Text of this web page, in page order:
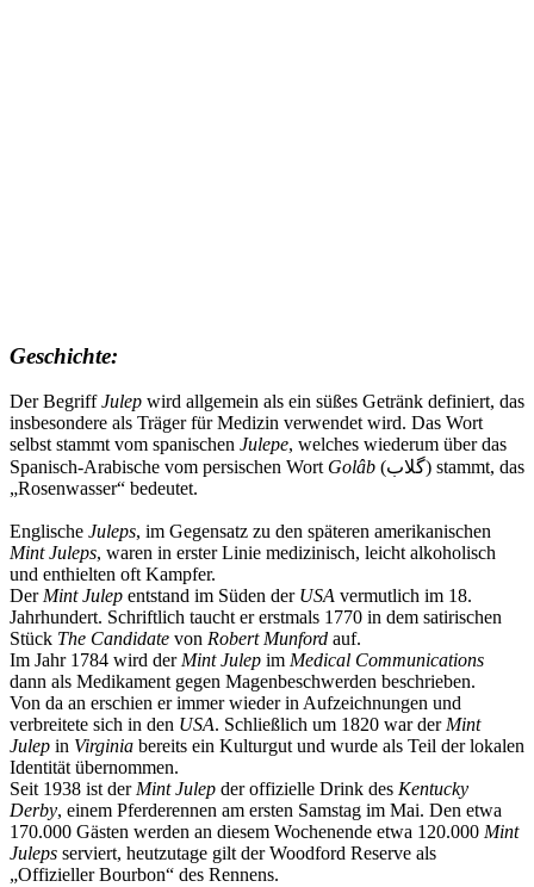
Geschichte:
Der BegriffJulep wird allgemein als ein süßes Getränk definiert, das
insbesondere als Träger für Medizin verwendet wird. Das Wort
selbst stammt vom spanischen Julepe, welches wiederum über das
Spanisch-Arabische vom persischen Wort Golâb (گلاب) stammt, das
„Rosenwasser“ bedeutet.
Englische Juleps, im Gegensatz zu den späteren amerikanischen
Mint Juleps, waren in erster Linie medizinisch, leicht alkoholisch
und enthielten oft Kampfer.
Der Mint Julep entstand im Süden der USA vermutlich im 18.
Jahrhundert. Schriftlich taucht er erstmals 1770 in dem satirischen
Stück The Candidate von Robert Munford auf.
Im Jahr 1784 wird der Mint Julep im Medical Communications
dann als Medikament gegen Magenbeschwerden beschrieben.
Von da an erschien er immer wieder in Aufzeichnungen und
verbreitete sich in den USA. Schließlich um 1820 war der Mint
Julep in Virginia bereits ein Kulturgut und wurde als Teil der lokalen
Identität übernommen.
Seit 1938 ist der Mint Julep der offizielle Drink des Kentucky
Derby, einem Pferderennen am ersten Samstag im Mai. Den etwa
170.000 Gästen werden an diesem Wochenende etwa 120.000 Mint
Juleps serviert, heutzutage gilt der Woodford Reserve als
„Offizieller Bourbon“ des Rennens.